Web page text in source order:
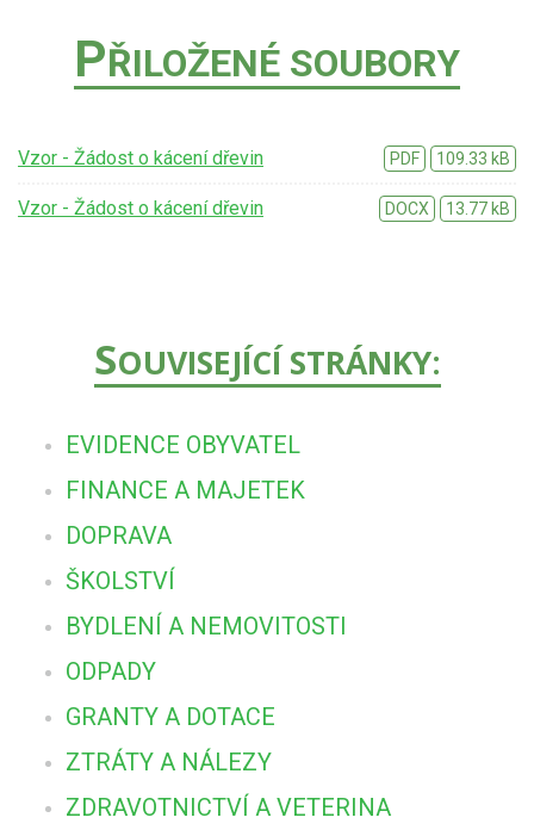
PŘILOŽENÉ SOUBORY
Vzor - Žádost o kácení dřevin PDF 109.33 kB
Vzor - Žádost o kácení dřevin DOCX 13.77 kB
SOUVISEJÍCÍ STRÁNKY:
EVIDENCE OBYVATEL
FINANCE A MAJETEK
DOPRAVA
ŠKOLSTVÍ
BYDLENÍ A NEMOVITOSTI
ODPADY
GRANTY A DOTACE
ZTRÁTY A NÁLEZY
ZDRAVOTNICTVÍ A VETERINA